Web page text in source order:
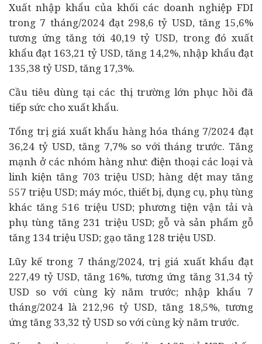
Xuất nhập khẩu của khối các doanh nghiệp FDI
trong 7 tháng/2024 đạt 298,6 tỷ USD, tăng 15,6%
tương ứng tăng tới 40,19 tỷ USD, trong đó xuất
khẩu đạt 163,21 tỷ USD, tăng 14,2%, nhập khẩu đạt
135,38 tỷ USD, tăng 17,3%.
Cầutiêu dùng tại các thị trường lớn phục hồi đã
tiếp sức cho xuất khẩu.
Tổng trị giá xuất khẩu hàng hóa tháng 7/2024 đạt
36,24 tỷ USD, tăng 7,7% so với tháng trước. Tăng
mạnh ở các nhóm hàng như: điện thoại các loại và
linh kiện tăng 703 triệu USD; hàng dệt may tăng
557 triệu USD; máy móc, thiết bị, dụng cụ, phụ tùng
khác tăng 516 triệu USD; phương tiện vận tải và
phụ tùng tăng 231 triệu USD; gỗ và sản phẩm gỗ
tăng 134 triệu USD; gạo tăng 128 triệu USD.
Lũy kế trong 7 tháng/2024, trị giá xuất khẩu đạt
227,49 tỷ USD, tăng 16%, tương ứng tăng 31,34 tỷ
USD so với cùng kỳ năm trước; nhập khẩu 7
tháng/2024 là 212,96 tỷ USD, tăng 18,5%, tương
ứng tăng 33,32 tỷ USD so với cùng kỳ năm trước.